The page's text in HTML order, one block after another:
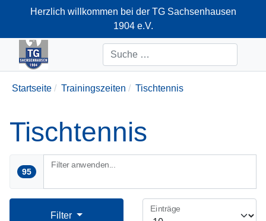
Herzlich willkommen bei der TG Sachsenhausen
1904 e.V.
+49-69-66374712
Suchen
Startseite Trainingszeiten Tischtennis
Tischtennis
95
Filter anwenden...
Filter
Einträge